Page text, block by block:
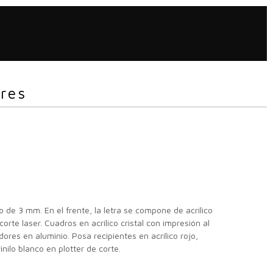
de 3 mm. En el frente, la letra se compone de acrílico
laser. Cuadros en acrílico cristal con impresión al
en aluminio. Posa recipientes en acrílico rojo,
blanco en plotter de corte.